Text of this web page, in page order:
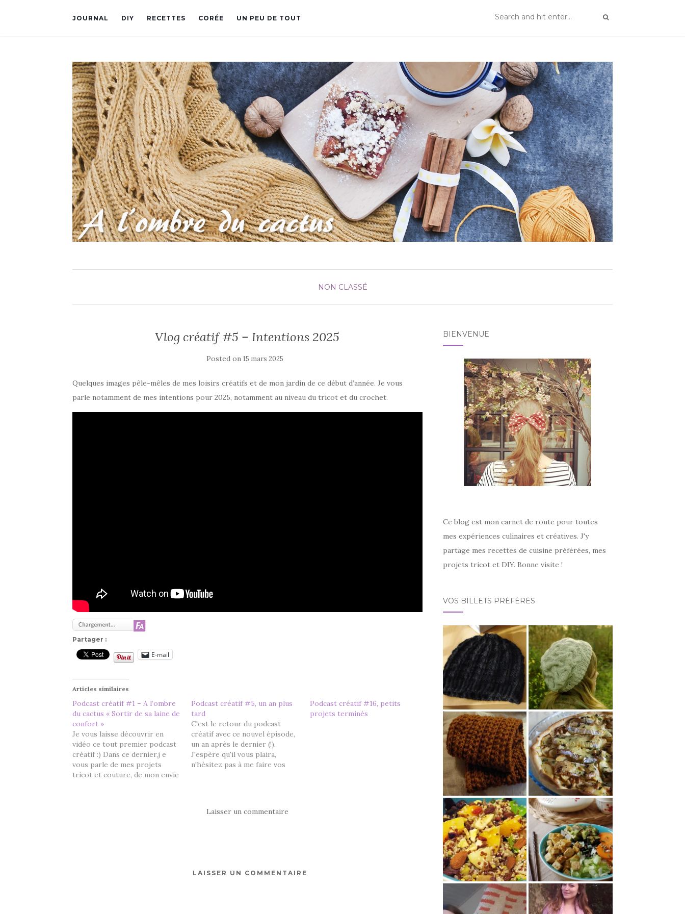
JOURNAL DIY RECETTES CORÉE UN PEU DE TOUT
NON CLASSÉ
Vlog créatif #5 – Intentions 2025
Posted on 15 mars 2025
Quelques images pêle-mêles de mes loisirs créatifs et de mon jardin de ce début d’année. Je vous
parle notamment de mes intentions pour 2025, notamment au niveau du tricot et du crochet.
Partager :
E-mail
Articles similaires
Podcast créatif #1 – A l’ombre
du cactus « Sortir de sa laine de
confort »
Je vous laisse découvrir en
vidéo ce tout premier podcast
créatif :) Dans ce dernier,j e
vous parle de mes projets
tricot et couture, de mon envie
Podcast créatif #5, un an plus
tard
C'est le retour du podcast
créatif avec ce nouvel épisode,
un an après le dernier (!).
J'espère qu'il vous plaira,
n'hésitez pas à me faire vos
Gryffondor en Alaska de Drops,
Podcast créatif #16, petits
projets terminés
Laisser un commentaire
LAISSER UN COMMENTAIRE
BIENVENUE
Ce blog est mon carnet de route pour toutes
mes expériences culinaires et créatives. J'y
partage mes recettes de cuisine préférées, mes
projets tricot et DIY. Bonne visite !
VOS BILLETS PRÉFÉRÉS